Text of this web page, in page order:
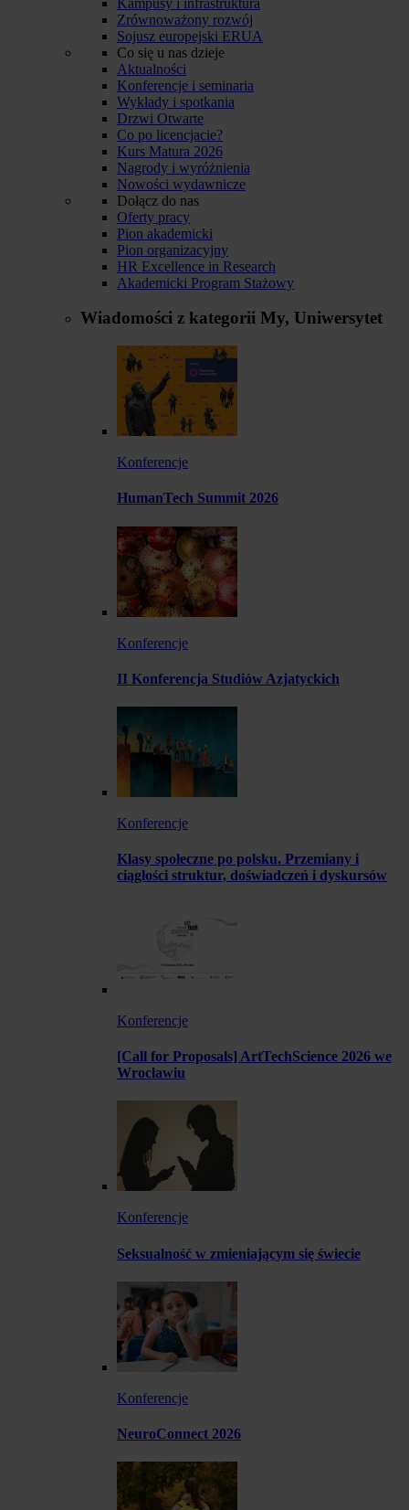
Zrównoważony rozwój
Sojusz europejski ERUA
Co się u nas dzieje
Aktualności
Konferencje i seminaria
Wykłady i spotkania
Drzwi Otwarte
Co po licencjacie?
Kurs Matura 2026
Nagrody i wyróżnienia
Nowości wydawnicze
Dołącz do nas
Oferty pracy
Pion akademicki
Pion organizacyjny
HR Excellence in Research
Akademicki Program Stażowy
Wiadomości z kategorii My, Uniwersytet
Konferencje
HumanTech Summit 2026
Konferencje
II Konferencja Studiów Azjatyckich
Konferencje
Klasy społeczne po polsku. Przemiany i
ciągłości struktur, doświadczeń i dyskursów
Konferencje
[Call for Proposals] ArtTechScience 2026 we
Wrocławiu
Konferencje
Seksualność w zmieniającym się świecie
Konferencje
NeuroConnect 2026